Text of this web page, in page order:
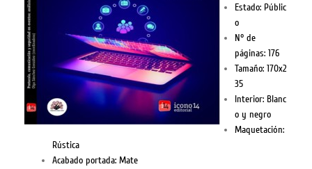
Estado: Públic
o
N° de
páginas: 176
Tamaño: 170x2
35
Interior: Blanc
o y negro
Maquetación:
Rústica
Acabado portada: Mate